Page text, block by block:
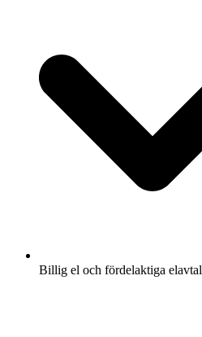
Billig el och fördelaktiga elavtal